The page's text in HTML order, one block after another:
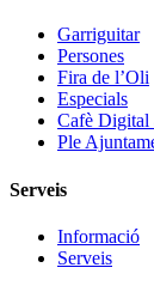
Garriguitar
Persones
Fira de l’Oli
Especials
Cafè Digital
Ple
Serveis
Informació
Serveis